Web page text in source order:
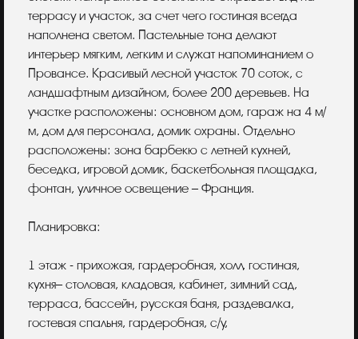
террасу и участок, за счет чего гостиная всегда
наполнена светом. Пастельные тона делают
интерьер мягким, легким и служат напоминанием о
Провансе. Красивый лесной участок 70 соток, с
ландшафтным дизайном, более 200 деревьев. На
участке расположены: основном дом, гараж на 4 м/
м, дом для персонала, домик охраны. Отдельно
расположены: зона барбекю с летней кухней,
беседка, игровой домик, баскетбольная площадка,
фонтан, уличное освещение – Франция.
Планировка:
1 этаж - прихожая, гардеробная, холл, гостиная,
кухня– столовая, кладовая, кабинет, зимний сад,
терраса, бассейн, русская баня, раздевалка,
гостевая спальня, гардеробная, с/у,